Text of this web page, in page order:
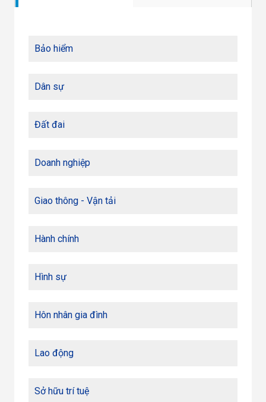
Bảo hiểm
Dân sự
Đất đai
Doanh nghiệp
Giao thông - Vận tải
Hành chính
Hình sự
Hôn nhân gia đình
Lao động
Sở hữu trí tuệ